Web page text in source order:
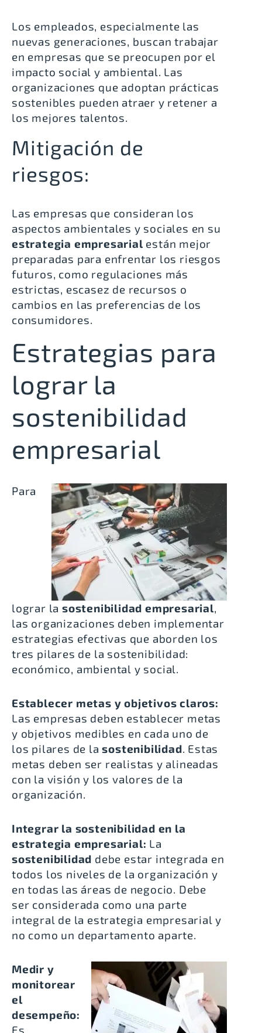
Los empleados, especialmente las
nuevas generaciones, buscan trabajar
en empresas que se preocupen por el
impacto social y ambiental. Las
organizaciones que adoptan prácticas
sostenibles pueden atraer y retener a
los mejores talentos.
Mitigación de
riesgos:
Las empresas que consideran los
aspectos ambientales y sociales en su
estrategia empresarial están mejor
preparadas para enfrentar los riesgos
futuros, como regulaciones más
estrictas, escasez de recursos o
cambios en las preferencias de los
consumidores.
Estrategias para
lograr la
sostenibilidad
empresarial
Para
lograr lasostenibilidad empresarial,
las organizaciones deben implementar
estrategias efectivas que aborden los
tres pilares de la sostenibilidad:
económico, ambiental y social.
Establecer metas y objetivos claros:
Las empresas deben establecer metas
y objetivos medibles en cada uno de
los pilares de lasostenibilidad. Estas
metas deben ser realistas y alineadas
con la visión y los valores de la
organización.
Integrar la sostenibilidad en la
estrategia empresarial: La
sostenibilidad debe estar integrada en
todos los niveles de la organización y
en todas las áreas de negocio. Debe
ser considerada como una parte
integral de la estrategia empresarial y
no como un departamento aparte.
Medir y
monitorear
el
desempeño:
Es